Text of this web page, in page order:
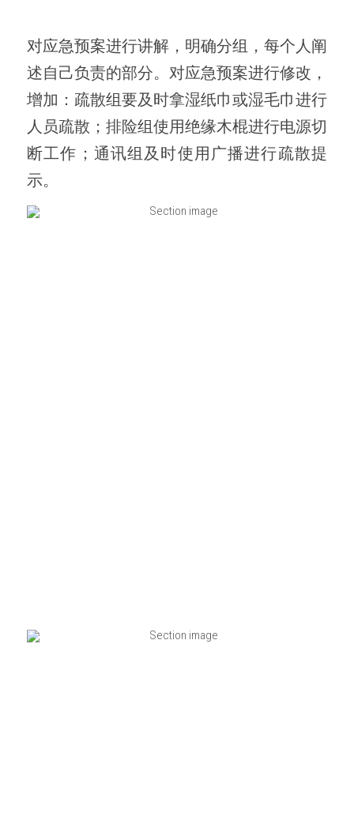
对应急预案进行讲解，明确分组，每个人阐
述自己负责的部分。对应急预案进行修改，
增加：疏散组要及时拿湿纸巾或湿毛巾进行
人员疏散；排险组使用绝缘木棍进行电源切
断工作；通讯组及时使用广播进行疏散提
示。